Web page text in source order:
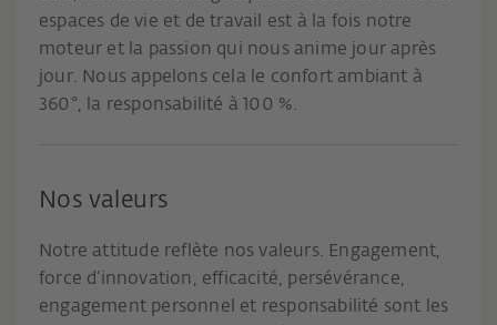
espaces de vie et de travail est à la fois notre
moteur et la passion qui nous anime jour après
jour. Nous appelons cela le confort ambiant à
360°, la responsabilité à 100 %.
Nos valeurs
Notre attitude reflète nos valeurs. Engagement,
force d’innovation, efficacité, persévérance,
engagement personnel et responsabilité sont les